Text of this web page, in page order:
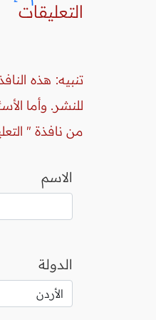
التعليقات
تنبيه: هذه
للنشر. وأما
من نافذة "
الاسم
الدولة